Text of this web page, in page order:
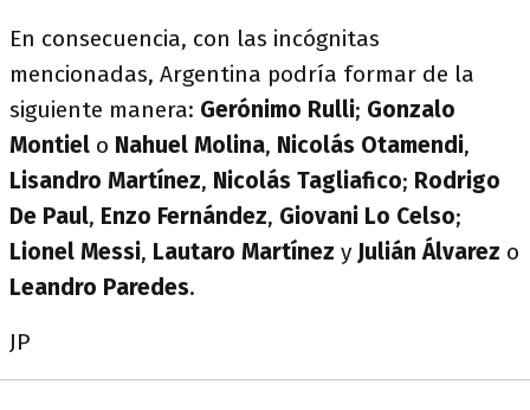
En consecuencia, con las incógnitas
mencionadas, Argentina podría formar de la
siguiente manera: Gerónimo Rulli; Gonzalo
Montiel o Nahuel Molina, Nicolás Otamendi,
Lisandro Martínez, Nicolás Tagliafico; Rodrigo
De Paul, Enzo Fernández, Giovani Lo Celso;
Lionel Messi, Lautaro Martínez y Julián Álvarez o
Leandro Paredes.
JP